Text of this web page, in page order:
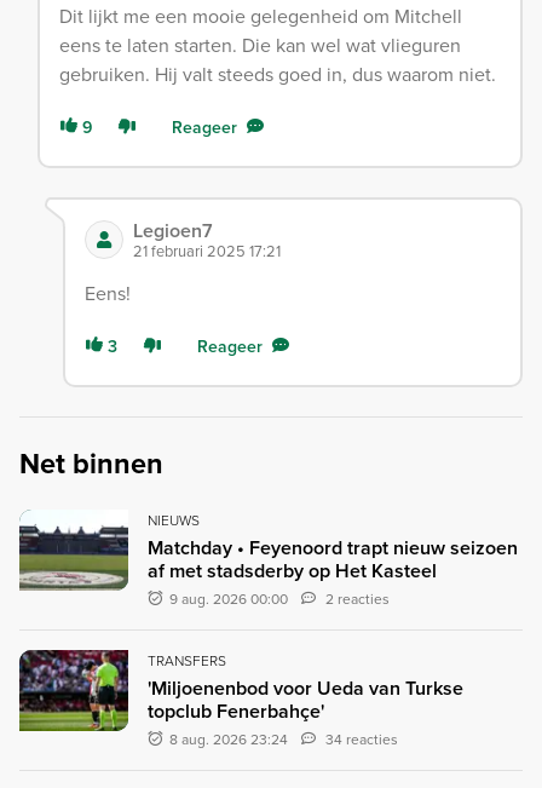
Dit lijkt me een mooie gelegenheid om Mitchell
eens te laten starten. Die kan wel wat vlieguren
gebruiken. Hij valt steeds goed in, dus waarom niet.
9 Reageer
Legioen7
21 februari 2025 17:21
Eens!
3 Reageer
Net binnen
NIEUWS
Matchday • Feyenoord trapt nieuw seizoen
af met stadsderby op Het Kasteel
9 aug. 2026 00:00 2 reacties
TRANSFERS
'Miljoenenbod voor Ueda van Turkse
topclub Fenerbahçe'
8 aug. 2026 23:24 34 reacties